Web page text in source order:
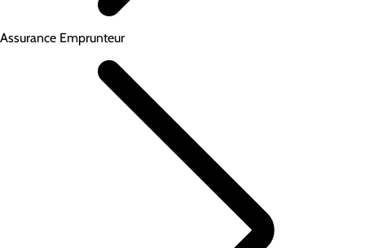
Assurance Emprunteur